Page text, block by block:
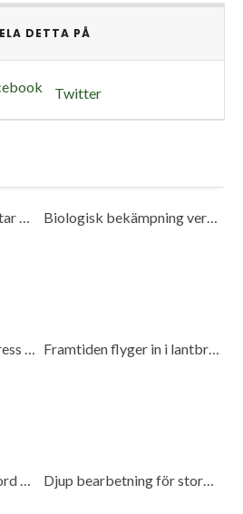
DETTA PÅ
Twitter
NimboX ger mindre stress och mer frihet Framtiden flyger in i lantbruket
Ny sprint ska skydda jord och spara bränsle Djup bearbetning för stora traktorer